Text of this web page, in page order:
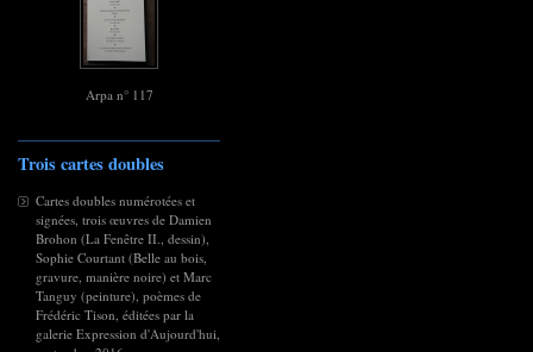
Arpa n° 117
Trois cartes doubles
Cartes doubles numérotées et
signées, trois œuvres de Damien
Brohon (La Fenêtre II., dessin),
Sophie Courtant (Belle au bois,
gravure, manière noire) et Marc
Tanguy (peinture), poèmes de
Frédéric Tison, éditées par la
galerie Expression d'Aujourd'hui,